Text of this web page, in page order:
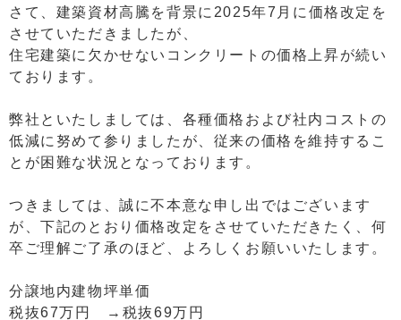
さて、建築資材高騰を背景に2025年7月に価格改定を
させていただきましたが、
住宅建築に欠かせないコンクリートの価格上昇が続い
ております。
弊社といたしましては、各種価格および社内コストの
低減に努めて参りましたが、従来の価格を維持するこ
とが困難な状況となっております。
つきましては、誠に不本意な申し出ではございます
が、下記のとおり価格改定をさせていただきたく、何
卒ご理解ご了承のほど、よろしくお願いいたします。
分譲地内建物坪単価
税抜67万円 →税抜69万円